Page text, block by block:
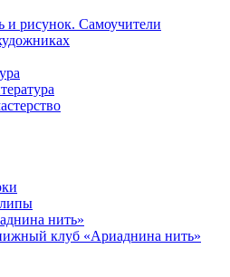
и рисунок. Самоучители
нить»
клуб «Ариаднина нить»